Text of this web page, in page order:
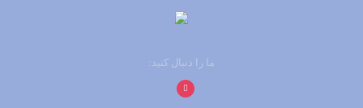
ما را دنبال کنید: